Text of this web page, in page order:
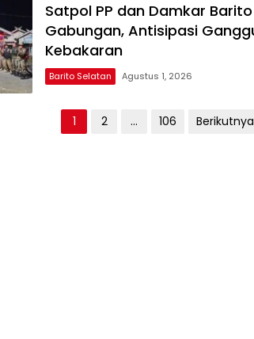
Satpol PP dan Damkar
Gabungan, Antisipasi
Kebakaran
Barito Selatan Agustus 1, 2026
1 2 … 106